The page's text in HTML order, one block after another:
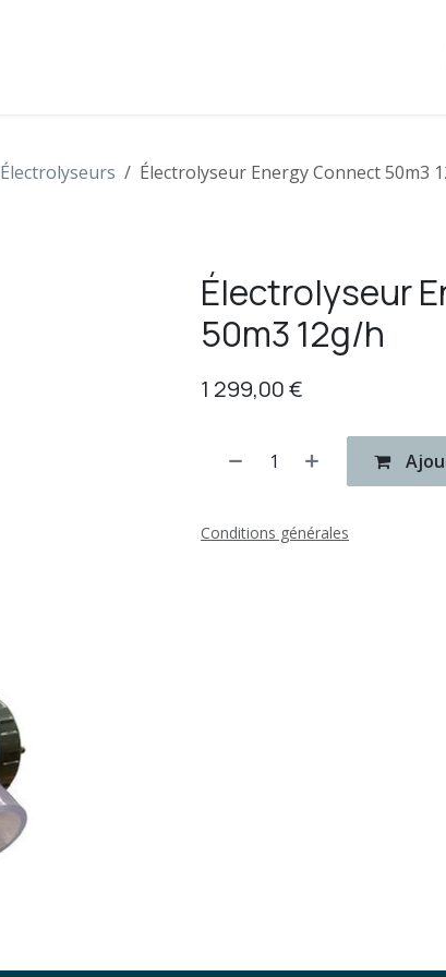
Électrolyseurs Électrolyseur Energy Connect 50m3
Électrolyseur
50m3 12g/h
1 299,00€
Conditions générales